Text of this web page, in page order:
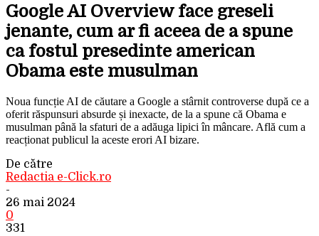
Google AI Overview face greseli
jenante, cum ar fi aceea de a spune
ca fostul presedinte american
Obama este musulman
Noua funcție AI de căutare a Google a stârnit controverse după ce a
oferit răspunsuri absurde și inexacte, de la a spune că Obama e
musulman până la sfaturi de a adăuga lipici în mâncare. Află cum a
reacționat publicul la aceste erori AI bizare.
De către
Redactia e-Click.ro
-
26 mai 2024
0
331